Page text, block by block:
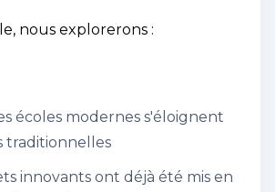
nous explorerons :
écoles modernes s'éloignent
traditionnelles
innovants ont déjà été mis en